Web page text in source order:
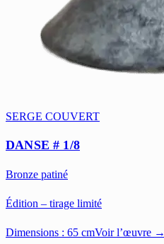
SERGE COUVERT
DANSE # 1/8
Bronze patiné
Édition – tirage limité
Dimensions : 65 cmVoir l’œuvre →